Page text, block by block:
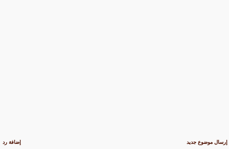
إرسال موضوع جديد إضافة رد